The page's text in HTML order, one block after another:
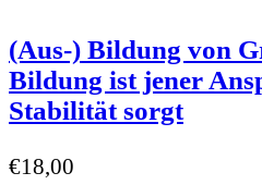
(Aus-) Bildung von
Bildung ist jener
Stabilität sorgt
€18,00